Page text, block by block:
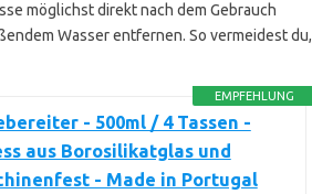
möglichst direkt nach dem Gebrauch
Wasser entfernen. So vermeidest du,
EMPFEHLUNG
- 500ml / 4 Tassen -
aus Borosilikatglas und
- Made in Portugal